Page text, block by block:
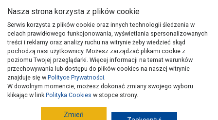
Wydania PSB Artykuły Kontakt
Zamów nasz newsletter i śledź
na bieżąco nowości i porady
budowlano-remontowe!
Na naszej stronie znajdziesz porady
dotyczące poszczególnych etapów
budowy domu. Jak również wypowiedzi i
Nasza strona korzysta z plików cookie
Serwis korzysta z plików cookie oraz innych technologii śledzenia w
celach prawidłowego funkcjonowania, wyświetlania spersonalizowanych
treści i reklamy oraz analizy ruchu na witrynie żeby wiedzieć skąd
pochodzą nasi użytkownicy. Możesz zarządzać plikami cookie z
poziomu Twojej przeglądarki. Więcej informacji na temat warunków
przechowywania lub dostępu do plików cookies na naszej witrynie
znajduje się w Polityce Prywatności.
W dowolnym momencie, możesz dokonać zmiany swojego wyboru
klikając w link Polityka Cookies w stopce strony.
Zmień